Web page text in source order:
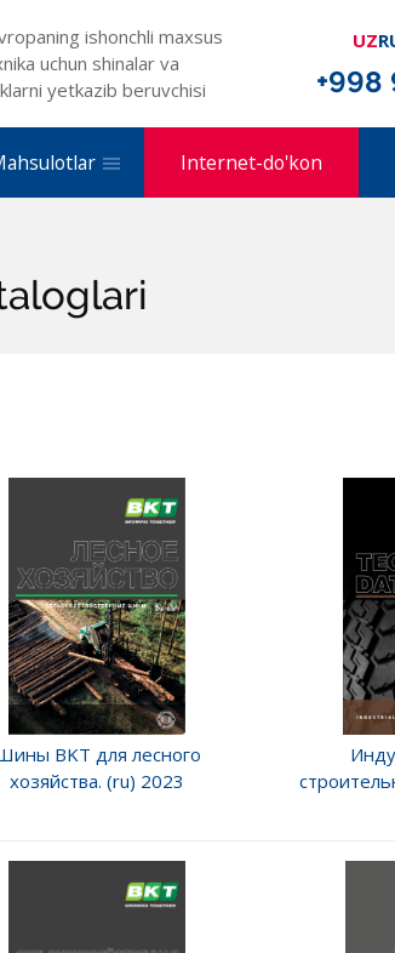
ishonchli maxsus
uchun shinalar va
yetkazib beruvchisi
UZ
+998
Internet-do'kon
BKT для лесного
хозяйства. (ru) 2023